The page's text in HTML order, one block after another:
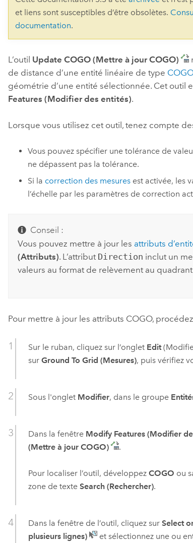
Tous
et liens sont susceptibles d’être obsolètes.
documentation.
L’outil Update COGO (Mettre à jour COGO)
de distance d’une entité linéaire de type
géométrie d’une entité sélectionnée. Cet outil
Features (Modifier des entités).
Lorsque vous utilisez cet outil, tenez compte
Vous pouvez spécifier une tolérance de
ne dépassent pas la tolérance.
Si la correction des mesuresest activée, les
l’échelle par les paramètres de correction
Conseil :
Vous pouvez mettre à jour les attributs
(Attributs). L’attribut Direction inclut un
valeurs au format de relèvement au
Pour mettre à jour les attributs COGO,
Sur le ruban, cliquez sur l’onglet Edit
surGround To Grid (Mesures), puis vérifiez
Sous l'onglet Modifier, dans le groupe
Dans la fenêtre Modify Features (Modifier
(Mettre à jour COGO)
.
Pour localiser l’outil, développezCOGO ou
zone de texteSearch (Rechercher).
Dans la fenêtre de l’outil, cliquez surSelect
plusieurs lignes)
et sélectionnez une ou